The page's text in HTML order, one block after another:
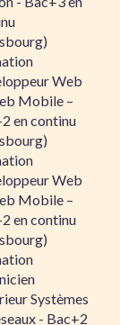
Web
Mobile –
en continu
Web
Mobile –
en continu
Systèmes
- Bac+2